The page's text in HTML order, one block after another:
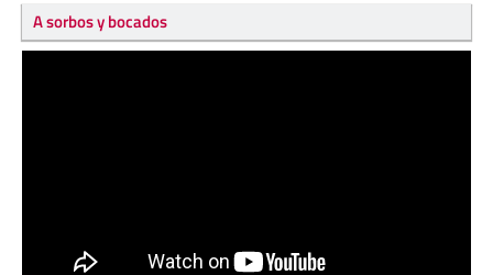
A sorbos y bocados